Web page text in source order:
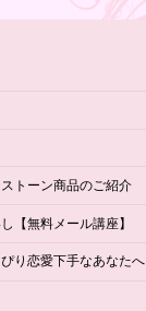
トーン商品のご紹介
【無料メール講座】
り恋愛下手なあなたへ